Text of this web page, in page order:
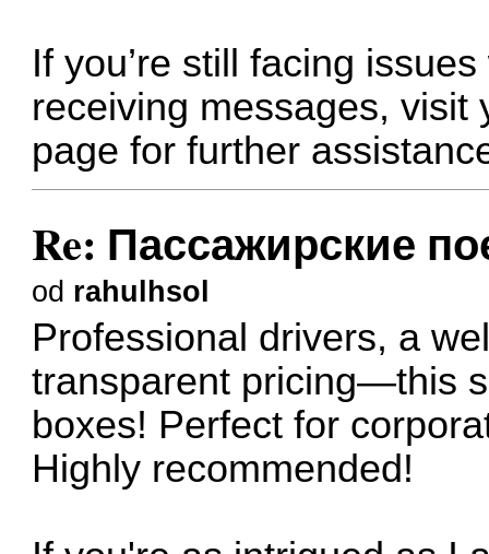
If you’re still facing
receiving messages, visit
page for further
Re: Пассажирские
od rahulhsol
Professional drivers, a
transparent pricing—this
boxes! Perfect for
Highly recommended!